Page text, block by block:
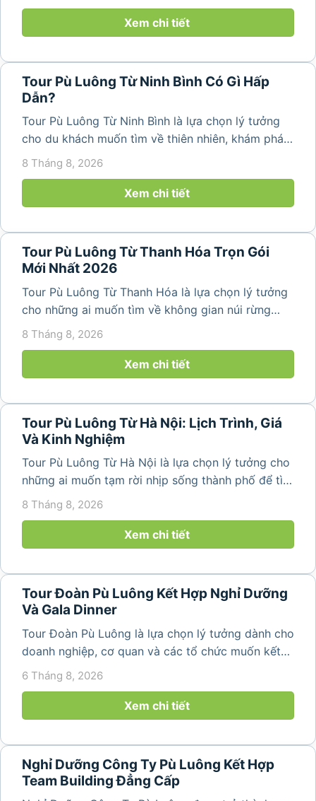
thang đặc trưng. Từ...Xem chi tiết
Tour Pù Luông Từ Ninh Bình Có Gì Hấp
Dẫn?
Tour Pù Luông Từ Ninh Bình là lựa chọn lý tưởng
cho du khách muốn tìm về thiên nhiên, khám phá
bản làng và tận hưởng không gian nghỉ dưỡng yên
8 Tháng 8, 2026
Xem chi tiết
Tour Pù Luông Từ Thanh Hóa Trọn Gói
Mới Nhất 2026
Tour Pù Luông Từ Thanh Hóa là lựa chọn lý tưởng
cho những ai muốn tìm về không gian núi rừng
trong lành, ruộng bậc thang xanh mướt và những
bản làng bình yên ngay trong một hành trình ngắn
ngày. Không cần di chuyển...
8 Tháng 8, 2026
Xem chi tiết
Tour Pù Luông Từ Hà Nội: Lịch Trình, Giá
Và Kinh Nghiệm
Tour Pù Luông Từ Hà Nội là lựa chọn lý tưởng cho
những ai muốn tạm rời nhịp sống thành phố để tìm
về không gian núi rừng xanh mát, những bản làng
8 Tháng 8, 2026
Xem chi tiết
Tour Đoàn Pù Luông Kết Hợp Nghỉ Dưỡng
Và Gala Dinner
Tour Đoàn Pù Luông là lựa chọn lý tưởng dành cho
doanh nghiệp, cơ quan và các tổ chức muốn kết
hợp nghỉ dưỡng, tham quan và tổ chức các hoạt
động gắn kết tập thể. Với cảnh quan thiên nhiên
nguyên sơ, không khí...
6 Tháng 8, 2026
Xem chi tiết
Nghỉ Dưỡng Công Ty Pù Luông Kết Hợp
Team Building Đẳng Cấp